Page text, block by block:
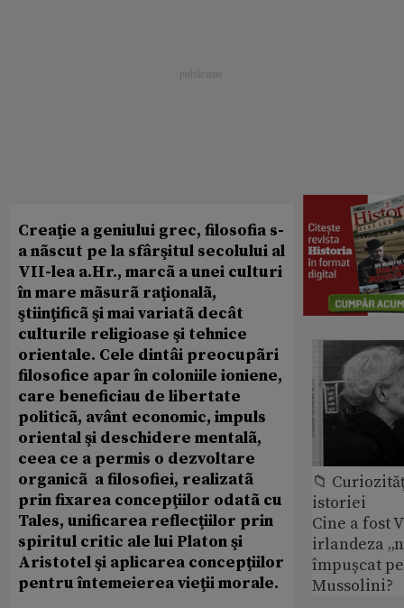
Creaţie a geniului grec, filosofia s-
a nãscut pe la sfârşitul secolului al
VII-lea a.Hr., marcã a unei culturi
în mare mãsurã raţionalã,
ştiinţificã şi mai variatã decât
culturile religioase şi tehnice
orientale. Cele dintâi preocupãri
filosofice apar în coloniile ioniene,
care beneficiau de libertate
politicã, avânt economic, impuls
oriental şi deschidere mentalã,
ceea ce a permis o dezvoltare
organicã a filosofiei, realizatã
prin fixarea concepţiilor odatã cu
Tales, unificarea reflecţiilor prin
spiritul critic ale lui Platon şi
Aristotel şi aplicarea concepţiilor
pentru întemeierea vieţii morale.
📁
istoriei
Cine a fost
irlandeza
împușcat
Mussolini?